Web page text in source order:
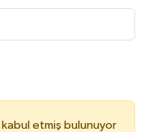
kabul etmiş bulunuyor